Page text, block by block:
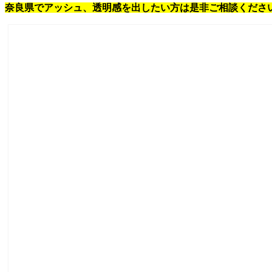
奈良県でアッシュ、透明感を出したい方は是非ご相談くださ